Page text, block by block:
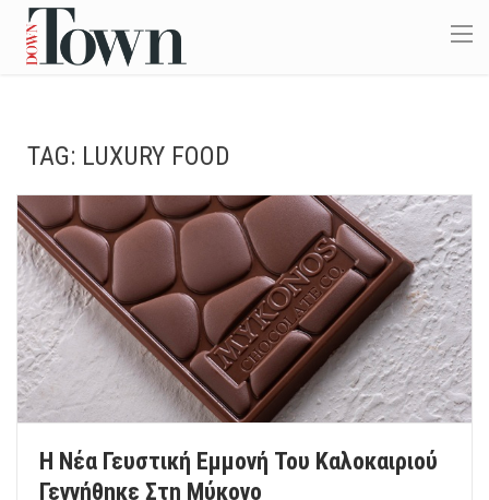
TAG: LUXURY FOOD
Η Νέα Γευστική Εμμονή Του Καλοκαιριού
Γεννήθηκε Στη Μύκονο